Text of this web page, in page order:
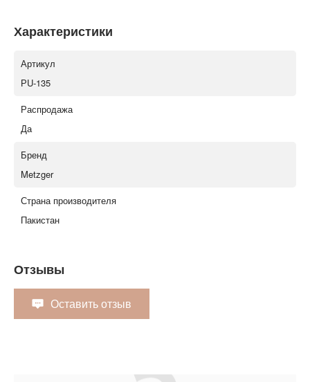
Характеристики
Артикул
РU-135
Распродажа
Да
Бренд
Metzger
Страна производителя
Пакистан
Отзывы
Оставить отзыв